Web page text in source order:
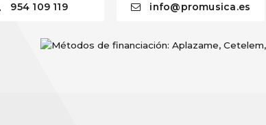
954 109 119 info@promusica.es